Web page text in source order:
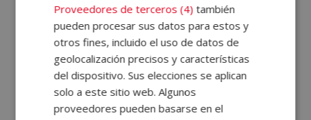
guiarte por el camino. ¿Qué más necesitas para
acceder a nuestros cursos de psicología online?
¿Qué cursos hay de psicología?
Proveedores de terceros (4) también
pueden procesar sus datos para estos y
otros fines, incluido el uso de datos de
geolocalización precisos y características
del dispositivo. Sus elecciones se aplican
solo a este sitio web. Algunos
proveedores pueden basarse en el